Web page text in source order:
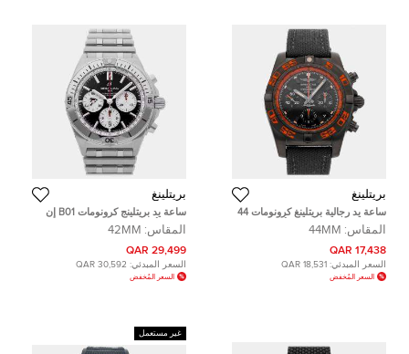
بريتلينغ
ساعة يد رجالية بريتلينغ كرونومات 44
كرونوغراف 44 مم
المقاس: 44MM
17,438 QAR
السعر المبدئي: 18,531 QAR
السعر المُخفض
بريتلينغ
ساعة يد بريتلينج كرونومات B01 إن
إف إل أتلانتا فالكونز مستعملة
AB01342B1B3A1
المقاس: 42MM
29,499 QAR
السعر المبدئي: 30,592 QAR
السعر المُخفض
غير مستعمل